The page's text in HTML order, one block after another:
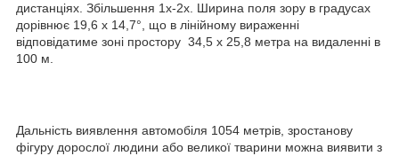
дистанціях. Збільшення 1х-2х. Ширина поля зору в градусах
дорівнює 19,6 х 14,7°, що в лінійному вираженні
відповідатиме зоні простору 34,5 х 25,8 метра на видаленні в
100 м.
Дальність виявлення автомобіля 1054 метрів, зростанову
фігуру дорослої людини або великої тварини можна виявити з